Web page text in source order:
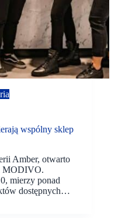
wspólny sklep
Amber, otwarto
MODIVO.
mierzy ponad
dostępnych…